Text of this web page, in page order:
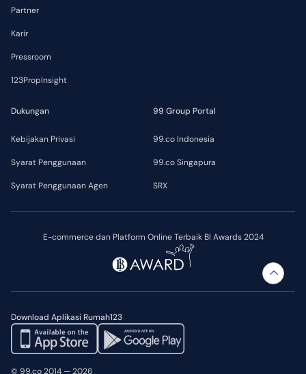
E-commerce dan Platform Online Terbaik BI Awards 2024
Download Aplikasi Rumah123
Partner
Karir
Pressroom
123PropInsight
Dukungan
Kebijakan Privasi
Syarat Penggunaan
Syarat Penggunaan Agen
99 Group Portal
99.co Indonesia
99.co Singapura
SRX
© 99.co 2014 — 2026